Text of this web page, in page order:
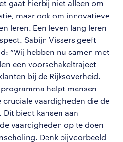
gaat hierbij niet alleen om
maar ook om innovatieve
leren. Een leven lang leren
Sabijn Vissers geeft
“Wij hebben nu samen met
een voorschakeltraject
bij de Rijksoverheid.
helpt mensen
vaardigheden die de
biedt kansen aan
vaardigheden op te doen
Denk bijvoorbeeld